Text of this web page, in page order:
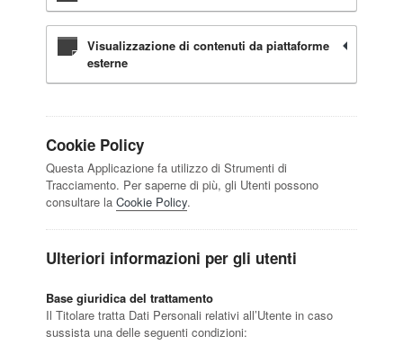
Visualizzazione di contenuti da piattaforme
esterne
Cookie Policy
Questa Applicazione fa utilizzo di Strumenti di
Tracciamento. Per saperne di più, gli Utenti possono
consultare laCookie Policy.
Ulteriori informazioni per gli utenti
Base giuridica del trattamento
Il Titolare tratta Dati Personali relativi all’Utente in caso
sussista una delle seguenti condizioni: